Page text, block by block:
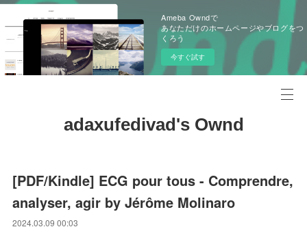
Ameba Owndで
あなただけのホームページやブログをつ
くろう
今すぐ試す
adaxufedivad's Ownd
[PDF/Kindle] ECG pour tous - Comprendre,
analyser, agir by Jérôme Molinaro
2024.03.09 00:03